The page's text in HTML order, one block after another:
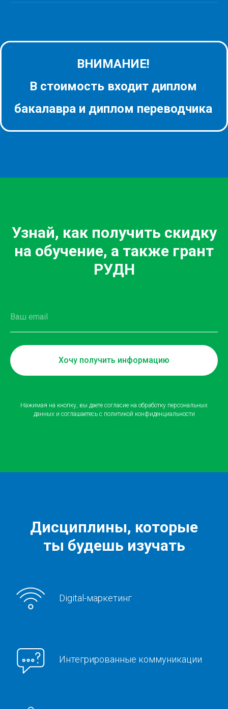
ВНИМАНИЕ!
В стоимость входит диплом
бакалавра и диплом переводчика
Узнай, как получить скидку
на обучение, а также грант
РУДН
Хочу получить информацию
Нажимая на кнопку, вы даете согласие на обработку персональных
данных и соглашаетесь c политикой конфиденциальности
Дисциплины, которые
ты будешь изучать
Digital-маркетинг
Интегрированные коммуникации